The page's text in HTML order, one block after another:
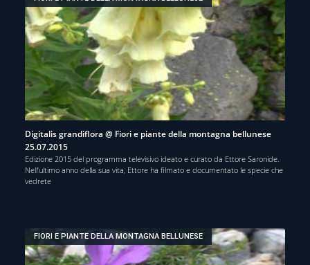
Digitalis grandiflora @ Fiori e piante della montagna bellunese
25.07.2015
Edizione 2015 del programma televisivo ideato e curato da Ettore Saronide.
Nell’ultimo anno della sua vita, Ettore ha filmato e documentato le specie che
vedrete
FIORI E PIANTE DELLA MONTAGNA BELLUNESE